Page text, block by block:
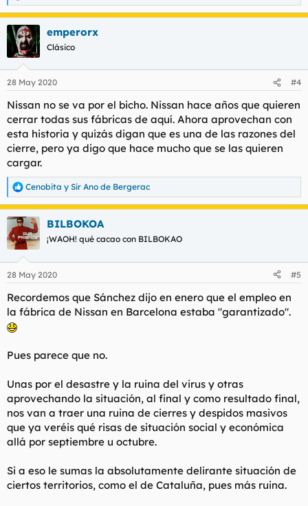
e
a
c
c
i
e
:
emperorx
Clásico
28 May 2020 #4
Nissan no se va por el bicho. Nissan hace años que quieren
cerrar todas sus fábricas de aquí. Ahora aprovechan con
esta historia y quizás digan que es una de las razones del
cierre, pero ya digo que hace mucho que se las quieren
cargar.
R
e
a
c
c
i
e
:
Cenobita y Sir Ano de Bergerac
BILBOKOA
¡WAOH! qué cacao con BILBOKAO
28 May 2020 #5
Recordemos que Sánchez dijo en enero que el empleo en
la fábrica de Nissan en Barcelona estaba "garantizado".
Pues parece que no.
Unas por el desastre y la ruina del virus y otras
aprovechando la situación, al final y como resultado final,
nos van a traer una ruina de cierres y despidos masivos
que ya veréis qué risas de situación social y económica
allá por septiembre u octubre.
Si a eso le sumas la absolutamente delirante situación de
ciertos territorios, como el de Cataluña, pues más ruina.